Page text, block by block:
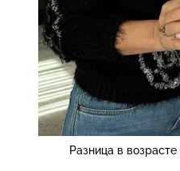
Разница в